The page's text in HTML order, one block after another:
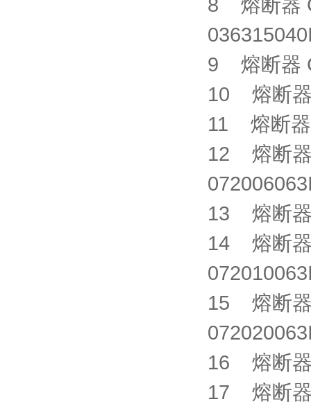
9 熔断器
10 熔断
11 熔断
12 熔断器
13 熔断
14 熔断器
15 熔断器
16 熔断
17 熔断器